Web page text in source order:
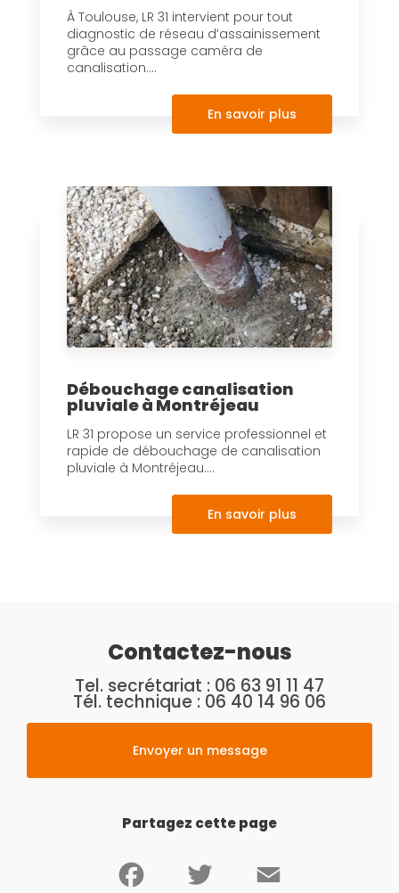
À Toulouse, LR 31 intervient pour tout
diagnostic de réseau d’assainissement
grâce au passage caméra de
canalisation....
En savoir plus
Débouchage canalisation
pluviale à Montréjeau
LR 31 propose un service professionnel et
rapide de débouchage de canalisation
pluviale à Montréjeau....
En savoir plus
Contactez-nous
Tel. secrétariat : 06 63 91 11 47
Tél. technique : 06 40 14 96 06
Envoyer un message
Partagez cette page